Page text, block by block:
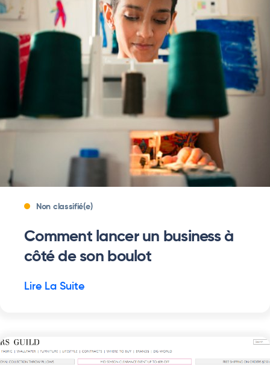
Non classifié(e)
Comment lancer un business à
côté de son boulot
Lire La Suite